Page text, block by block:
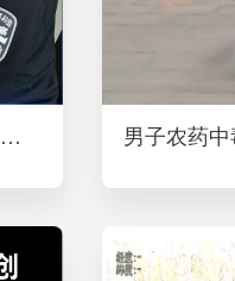
日均车流23万辆！AI来帮忙，智慧交管守护平安回家路 男子农药